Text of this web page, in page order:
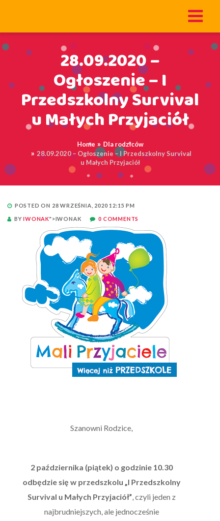
28.09.2020 –
Ogłoszenie – I
Przedszkolny Survival
u Małych Przyjaciół
Home
Dla rodziców
28.09.2020 – Ogłoszenie – I Przedszkolny Survival
u Małych Przyjaciół
POSTED ON 28 WRZEŚNIA, 2020 12:15 PM
BYIWONAK">IWONAK 0 COMMENTS
Szanowni Rodzice,
2 października (piątek) o godzinie 10.30
odbędzie się w przedszkolu „I Przedszkolny
Survival u Małych Przyjaciół”, czyli jeden z
najbrudniejszych, ale jednocześnie